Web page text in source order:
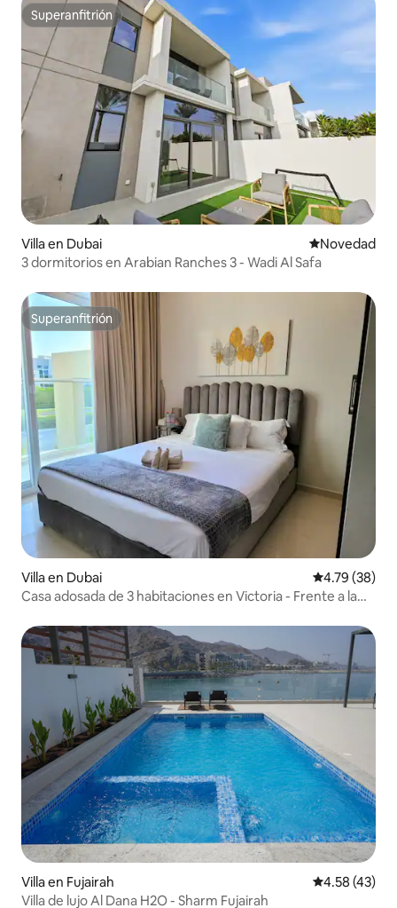
Superanfitrión
Superanfitrión
Villa en Dubai Lugar para
Novedad
3 dormitorios en Arabian Ranches 3 - Wadi Al Safa
Superanfitrión
Superanfitrión
Villa en Dubai Calificación
4.79 (38)
Casa adosada de 3 habitaciones en Victoria - Frente a la
Villa en Fujairah Calificación
4.58 (43)
Villa de lujo Al Dana H2O - Sharm Fujairah